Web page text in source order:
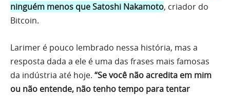
ninguém menos que Satoshi Nakamoto, criador do
Bitcoin.
Larimer é pouco lembrado nessa história, mas a
resposta dada a ele é uma das frases mais famosas
da indústria até hoje. “Se você não acredita em mim
ou não entende, não tenho tempo para tentar